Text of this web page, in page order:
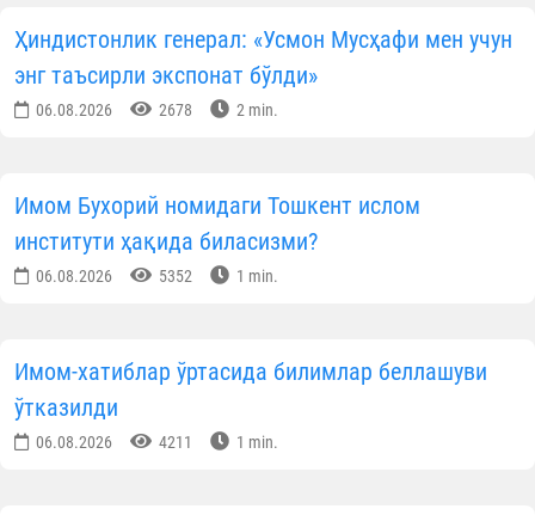
Ҳиндистонлик генерал: «Усмон Мусҳафи мен учун
энг таъсирли экспонат бўлди»
06.08.2026 2678 2 min.
Имом Бухорий номидаги Тошкент ислом
институти ҳақида биласизми?
06.08.2026 5352 1 min.
Имом-хатиблар ўртасида билимлар беллашуви
ўтказилди
06.08.2026 4211 1 min.